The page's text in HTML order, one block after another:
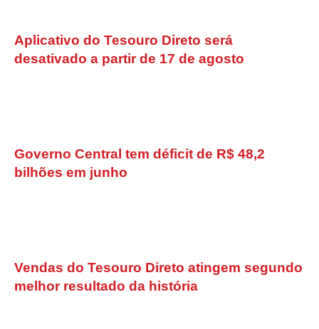
Aplicativo do Tesouro Direto será
desativado a partir de 17 de agosto
Governo Central tem déficit de R$ 48,2
bilhões em junho
Vendas do Tesouro Direto atingem segundo
melhor resultado da história